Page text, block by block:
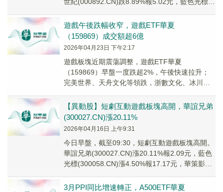
遊戲午後跌幅收窄，遊戲ETF華夏
（159869）成交額超6億
2026年04月23日 下午2:17
遊戲板塊近期震蕩調整，遊戲ETF華夏
（159869）早盤一度跌超2%，午後快速拉升；
完美世界、天舟文化等領跌，浙數文化、冰川網
【異動股】短劇互動遊戲板塊高開，華誼兄弟
(300027.CN)漲20.11%
2026年04月16日 上午9:31
今日早盤，截至09:30，短劇互動遊戲板塊高開。
華誼兄弟(300027.CN)漲20.11%報2.09元，藍色
光標(300058.CN)漲4.50%報17.17元，華策影視
3月PPI同比增速轉正，A500ETF華夏